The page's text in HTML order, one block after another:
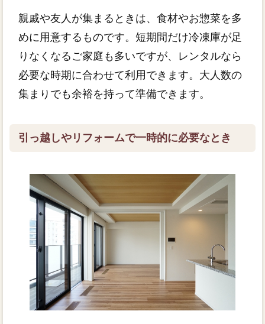
親戚や友人が集まるときは、食材やお惣菜を多
めに用意するものです。短期間だけ冷凍庫が足
りなくなるご家庭も多いですが、レンタルなら
必要な時期に合わせて利用できます。大人数の
集まりでも余裕を持って準備できます。
引っ越しやリフォームで一時的に必要なとき